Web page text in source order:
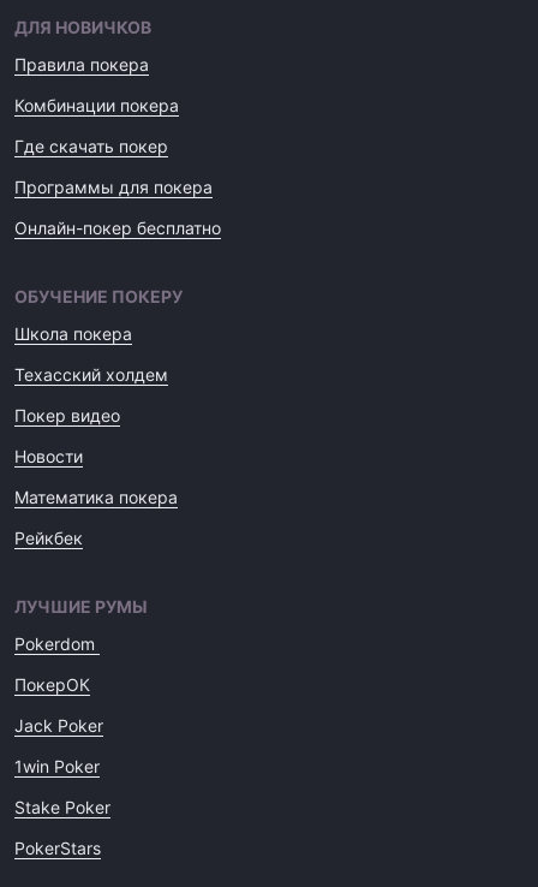
ДЛЯ НОВИЧКОВ
Правила покера
Комбинации покера
Где скачать покер
Программы для покера
Онлайн-покер бесплатно
ОБУЧЕНИЕ ПОКЕРУ
Школа покера
Техасский холдем
Покер видео
Новости
Математика покера
Рейкбек
ЛУЧШИЕ РУМЫ
Pokerdom
ПокерОК
Jack Poker
1win Poker
Stake Poker
PokerStars